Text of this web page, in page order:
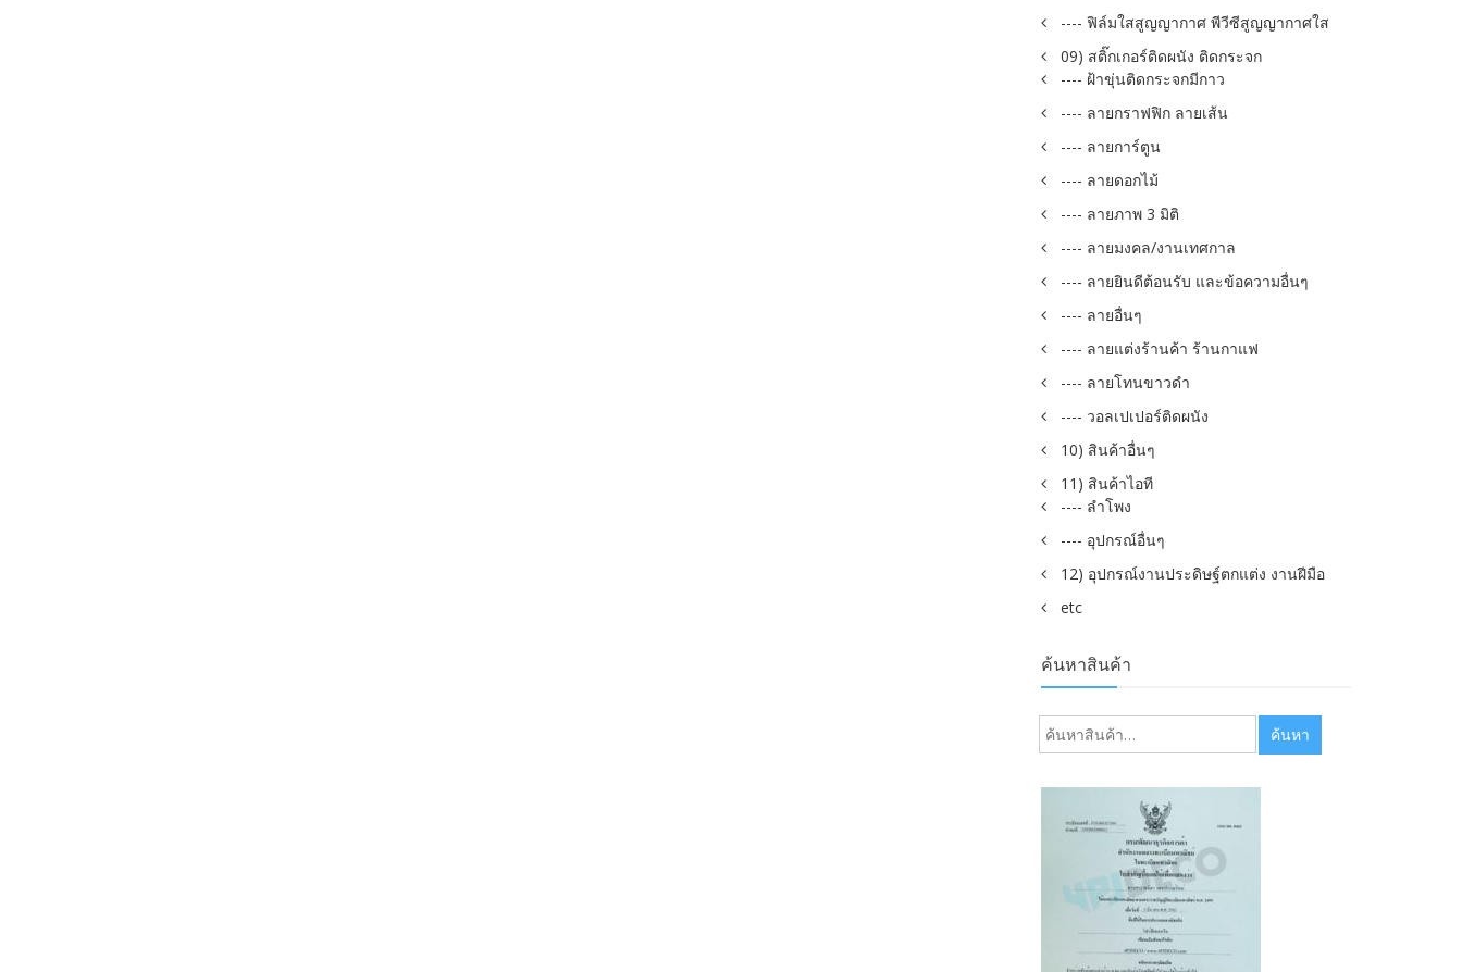
---- ฟิล์มใสสูญญากาศ พีวีซีสูญญากาศใส
09) สติ๊กเกอร์ติดผนัง ติดกระจก
---- ฝ้าขุ่นติดกระจกมีกาว
---- ลายกราฟฟิก ลายเส้น
---- ลายการ์ตูน
---- ลายดอกไม้
---- ลายภาพ 3 มิติ
---- ลายมงคล/งานเทศกาล
---- ลายยินดีต้อนรับ และข้อความอื่นๆ
---- ลายอื่นๆ
---- ลายแต่งร้านค้า ร้านกาแฟ
---- ลายโทนขาวดำ
---- วอลเปเปอร์ติดผนัง
10) สินค้าอื่นๆ
11) สินค้าไอที
---- ลำโพง
---- อุปกรณ์อื่นๆ
12) อุปกรณ์งานประดิษฐ์ตกแต่ง งานฝีมือ
etc
ค้นหาสินค้า
ค้นหา: ค้นหา